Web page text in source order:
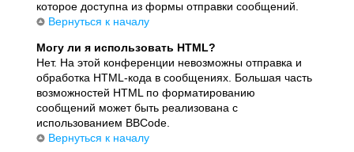
которое доступна из формы отправки сообщений.
Вернуться к началу
Могу ли я использовать HTML?
Нет. На этой конференции невозможны отправка и
обработка HTML-кода в сообщениях. Большая часть
возможностей HTML по форматированию
сообщений может быть реализована с
использованием BBCode.
Вернуться к началу